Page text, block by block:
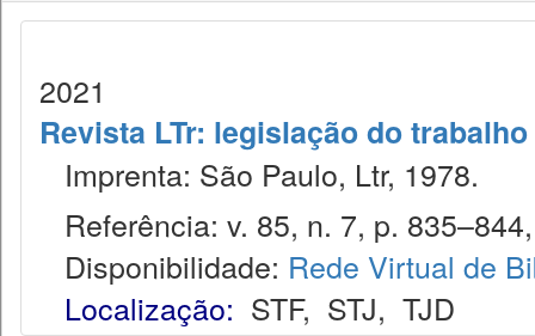
2021
Revista LTr: legislação do trabalho
Imprenta: São Paulo, Ltr, 1978.
Referência: v. 85, n. 7, p.
Disponibilidade: Rede Virtual de
Localização: STF, STJ, TJD